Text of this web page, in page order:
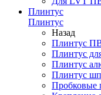
Плинтус
Плинтус
Назад
Плинтус
Плинтус
Плинтус
Плинтус
Пробковые